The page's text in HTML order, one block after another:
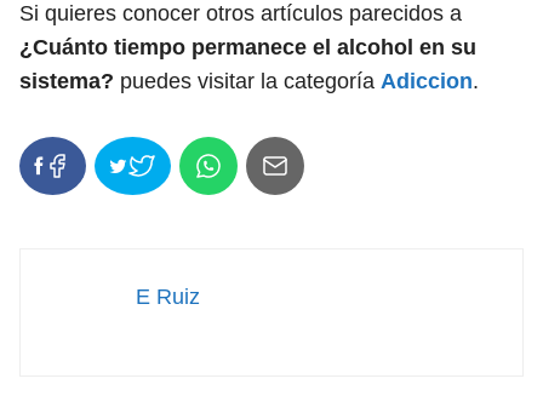
Si quieres conocer otros artículos parecidos a
¿Cuánto tiempo permanece el alcohol en su
sistema? puedes visitar la categoría Adiccion.
E Ruiz